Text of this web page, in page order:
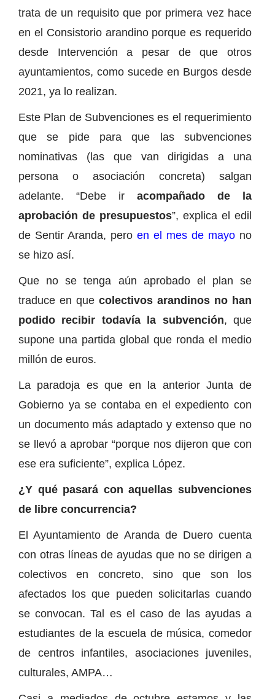
trata de un requisito que por primera vez hace
en el Consistorio arandino porque es requerido
desde Intervención a pesar de que otros
ayuntamientos, como sucede en Burgos desde
2021, ya lo realizan.
Este Plan de Subvenciones es el requerimiento
que se pide para que las subvenciones
nominativas (las que van dirigidas a una
persona o asociación concreta) salgan
adelante. “Debe ir acompañado de la
aprobación de presupuestos”, explica el edil
de Sentir Aranda, pero en el mes de mayo no
se hizo así.
Que no se tenga aún aprobado el plan se
traduce en que colectivos arandinos no han
podido recibir todavía la subvención, que
supone una partida global que ronda el medio
millón de euros.
La paradoja es que en la anterior Junta de
Gobierno ya se contaba en el expediento con
un documento más adaptado y extenso que no
se llevó a aprobar “porque nos dijeron que con
ese era suficiente”, explica López.
¿Y qué pasará con aquellas subvenciones
de libre concurrencia?
El Ayuntamiento de Aranda de Duero cuenta
con otras líneas de ayudas que no se dirigen a
colectivos en concreto, sino que son los
afectados los que pueden solicitarlas cuando
se convocan. Tal es el caso de las ayudas a
estudiantes de la escuela de música, comedor
de centros infantiles, asociaciones juveniles,
culturales, AMPA…